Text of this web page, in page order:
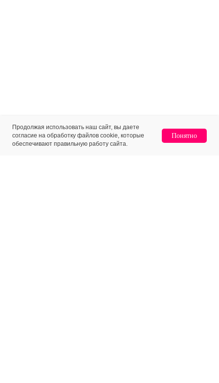
Продолжая использовать наш сайт, вы даете
согласие на обработку файлов cookie, которые
обеспечивают правильную работу сайта.
Понятно